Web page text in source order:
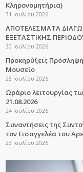
Κληρονομητήρια)
31 Ιουλίου 2026
ΑΠΟΤΕΛΕΣΜΑΤΑ
ΕΞΕΤΑΣΤΙΚΗΣ
30 Ιουλίου 2026
Προκηρύξεις
Μουσείο
28 Ιουλίου 2026
Ωράριο λειτουργίας
21.08.2026
24 Ιουλίου 2026
Συναντήσεις της
τον Εισαγγελέα του
23 Ιουλίου 2026